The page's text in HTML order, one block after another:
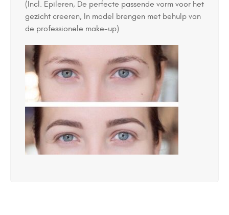
(Incl. Epileren, De perfecte passende vorm voor het
gezicht creeren, In model brengen met behulp van
de professionele make-up)